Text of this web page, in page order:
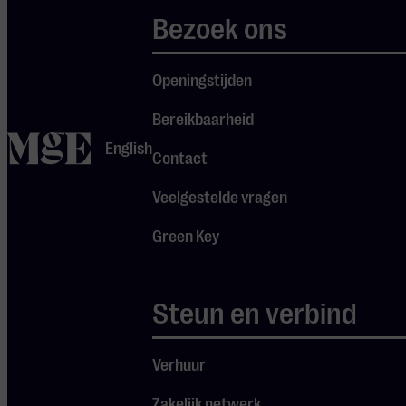
homeEnglish
Bezoek ons
Openingstijden
Bereikbaarheid
Contact
Veelgestelde vragen
Green Key
Steun en verbind
Verhuur
Dit